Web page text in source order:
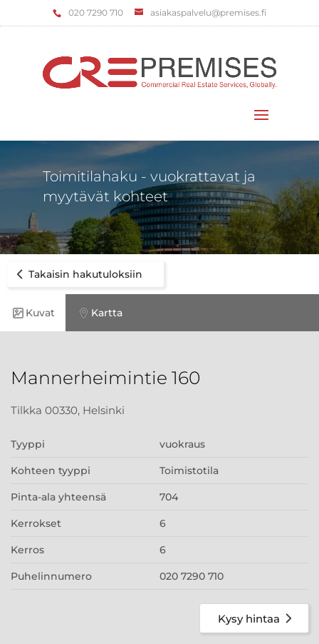
‌020 7290 710 asiakaspalvelu@premises.fi
Toimitilahaku - vuokrattavat ja
myytävät kohteet
Takaisin hakutuloksiin
Kuvat Kartta
Mannerheimintie 160
Tilkka 00330, Helsinki
Tyyppi vuokraus
Kohteen tyyppi Toimistotila
Pinta-ala yhteensä 704
Kerrokset 6
Kerros 6
Puhelinnumero 020 7290 710
Kysy hintaa